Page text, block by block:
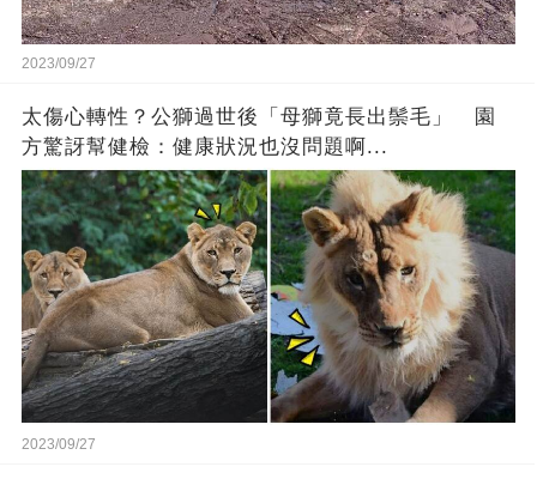
2023/09/27
太傷心轉性？公獅過世後「母獅竟長出鬃毛」 園
方驚訝幫健檢：健康狀況也沒問題啊...
2023/09/27